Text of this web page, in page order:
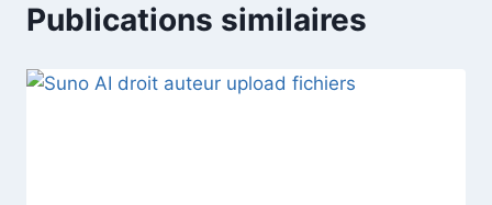
Publications similaires